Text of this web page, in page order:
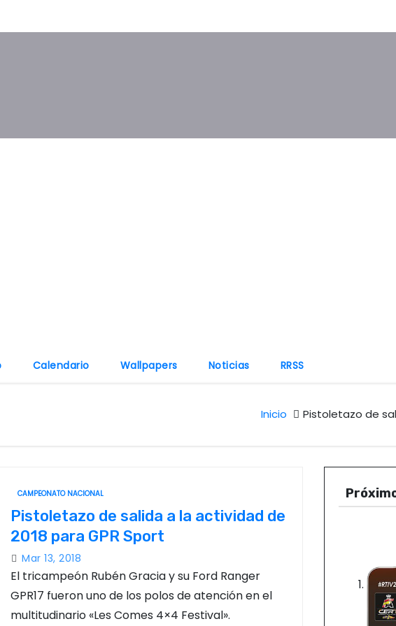
Calendario Wallpapers Noticias RRSS
Inicio Pistoletazo de
CAMPEONATO NACIONAL
Pistoletazo de salida a la actividad de
2018 para GPR Sport
Mar 13, 2018
El tricampeón Rubén Gracia y su Ford Ranger
GPR17 fueron uno de los polos de atención en el
multitudinario «Les Comes 4×4 Festival».